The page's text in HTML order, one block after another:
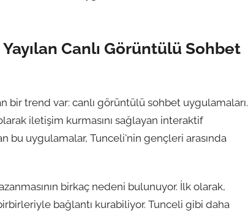
Canlı Görüntülü Sohbet
bir trend var: canlı görüntülü sohbet uygulamaları.
iletişim kurmasını sağlayan interaktif
bu uygulamalar, Tunceli'nin gençleri arasında
birkaç nedeni bulunuyor. İlk olarak,
bağlantı kurabiliyor. Tunceli gibi daha